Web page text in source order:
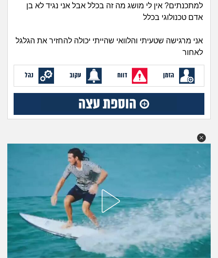
עבודה וקריירה
חברים ואנשים
בית, שכנים ושותפים
מה שעובר עליי
פיננסי וכלכלה
בין הסדינים
חיות מחמד
יוקר המחיה
למתכנתים? אין לי מושג מה זה בכלל אבל אני נגיד לא בן
אדם טכנולוגי בכלל
אני מרגישה שטעיתי והלוואי שהייתי יכולה להחזיר את הגלגל
לאחור
הזמן דווח עקוב נהל